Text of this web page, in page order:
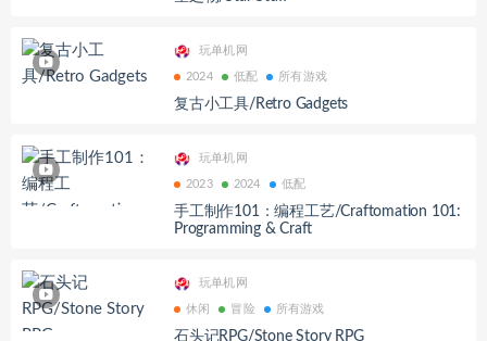
玩单机网
2024 低配 所有游戏
复古小工具/Retro Gadgets
玩单机网
2023 2024 低配
手工制作101：编程工艺/Craftomation 101:
Programming & Craft
玩单机网
休闲 冒险 所有游戏
石头记RPG/Stone Story RPG